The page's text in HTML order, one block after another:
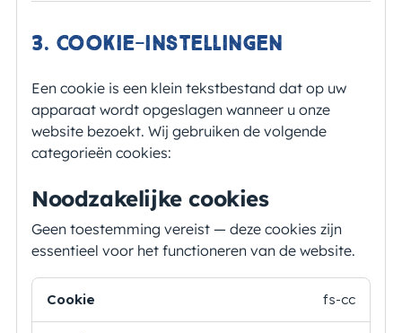
3. Cookie-instellingen
Een cookie is een klein tekstbestand dat op uw
apparaat wordt opgeslagen wanneer u onze
website bezoekt. Wij gebruiken de volgende
categorieën cookies:
Noodzakelijke cookies
Geen toestemming vereist — deze cookies zijn
essentieel voor het functioneren van de website.
Cookie Bewaartermijn
fs-cc